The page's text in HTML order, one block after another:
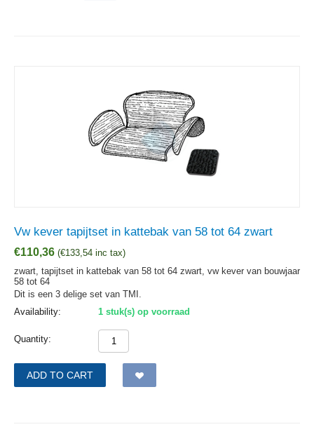
Vw kever tapijtset in kattebak van 58 tot 64 zwart
€110,36 (€133,54 inc tax)
zwart, tapijtset in kattebak van 58 tot 64 zwart, vw kever van bouwjaar
58 tot 64
Dit is een 3 delige set van TMI.
Availability:
1 stuk(s) op voorraad
Quantity:
ADD TO CART